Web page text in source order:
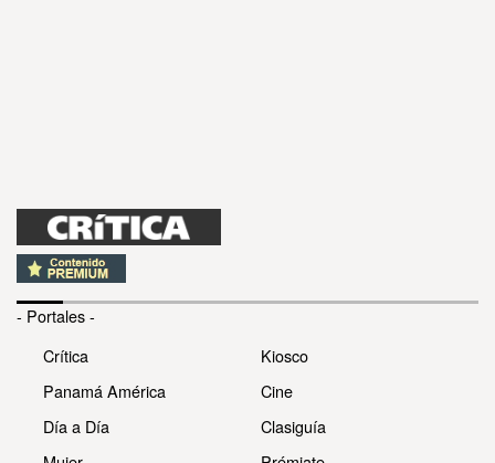
- Portales -
Crítica
Panamá América
Día a Día
Kiosco
Cine
Clasiguía